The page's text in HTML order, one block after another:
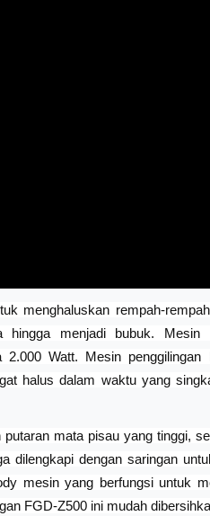
menghaluskan rempah-
menjadi bubuk.
2.000 Watt. Mesin
halus dalam waktu yang
mata pisau yang tinggi,
dilengkapi dengan saringan
mesin yang berfungsi untuk
FGD-Z500 ini mudah